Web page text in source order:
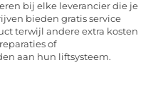
bij elke leverancier die je
bieden gratis service
terwijl andere extra kosten
of
aan hun liftsysteem.